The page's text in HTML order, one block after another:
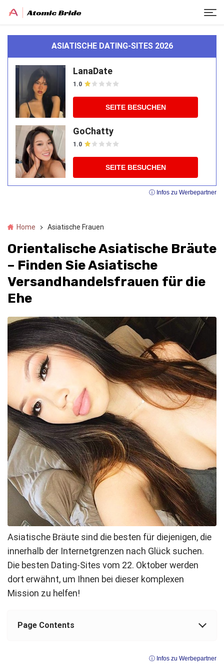
Home Asiatische Frauen
Orientalische Asiatische Bräute
– Finden Sie Asiatische
Versandhandelsfrauen für die
Ehe
Asiatische Bräute sind die besten für diejenigen, die
innerhalb der Internetgrenzen nach Glück suchen.
Die besten Dating-Sites vom 22. Oktober werden
dort erwähnt, um Ihnen bei dieser komplexen
Mission zu helfen!
Page Contents
ⓘ Infos zu Werbepartner
ASIATISCHE DATING-SITES 2026
LanaDate
1.0
SEITE BESUCHEN
GoChatty
1.0
SEITE BESUCHEN
ⓘ Infos zu Werbepartner